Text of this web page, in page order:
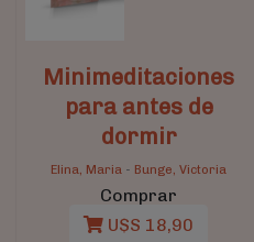
Minimeditaciones
para antes de
dormir
Elina, Maria - Bunge, Victoria
Comprar
U$S 18,90